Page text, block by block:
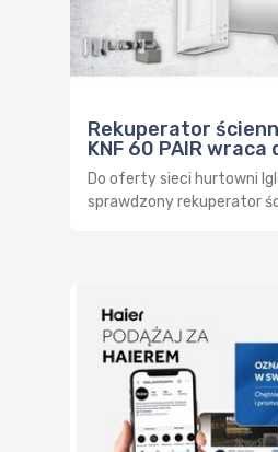
Rekuperator
KNF 60 PAIR
Do oferty sieci hurtowni
sprawdzony rekuperator